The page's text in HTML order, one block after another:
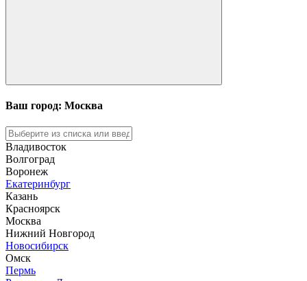
Ваш город: Москва
Владивосток
Волгоград
Воронеж
Екатеринбург
Казань
Красноярск
Москва
Нижний Новгород
Новосибирск
Омск
Пермь